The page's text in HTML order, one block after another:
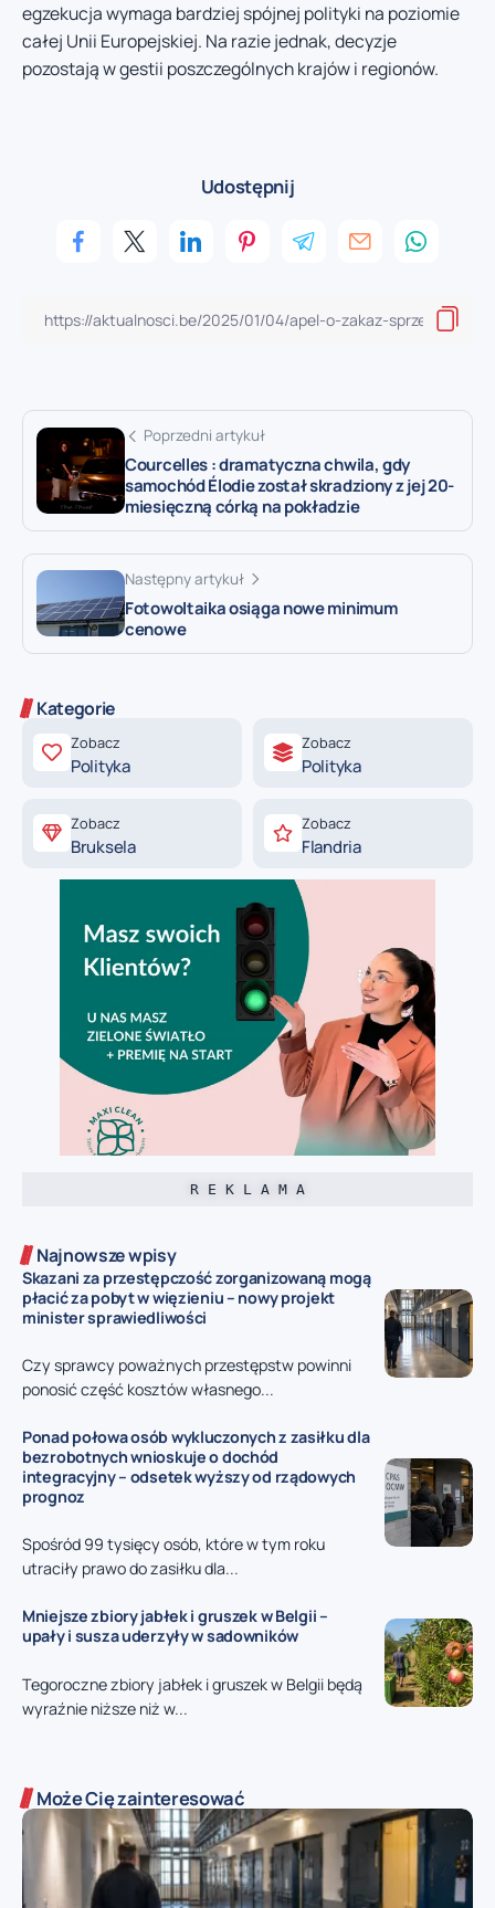
egzekucja wymaga bardziej spójnej polityki na poziomie
całej Unii Europejskiej. Na razie jednak, decyzje
pozostają w gestii poszczególnych krajów i regionów.
Udostępnij
Poprzedni artykuł
Courcelles : dramatyczna chwila, gdy
samochód Élodie został skradziony z jej 20-
miesięczną córką na pokładzie
Następny artykuł
Fotowoltaika osiąga nowe minimum
cenowe
Kategorie
Zobacz
Polityka
Zobacz
Polityka
Zobacz
Bruksela
Zobacz
Flandria
R E K L A M A
Najnowsze wpisy
Skazani za przestępczość zorganizowaną mogą
płacić za pobyt w więzieniu – nowy projekt
minister sprawiedliwości
Czy sprawcy poważnych przestępstw powinni
ponosić część kosztów własnego...
Ponad połowa osób wykluczonych z zasiłku dla
bezrobotnych wnioskuje o dochód
integracyjny – odsetek wyższy od rządowych
prognoz
Spośród 99 tysięcy osób, które w tym roku
utraciły prawo do zasiłku dla...
Mniejsze zbiory jabłek i gruszek w Belgii –
upały i susza uderzyły w sadowników
Tegoroczne zbiory jabłek i gruszek w Belgii będą
wyraźnie niższe niż w...
Może Cię zainteresować